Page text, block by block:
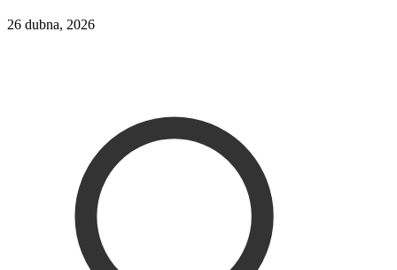
26 dubna, 2026